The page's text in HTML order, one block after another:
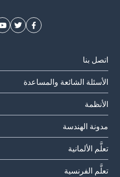
اتصل بنا
الأسئلة الشائعة والمساعدة
الأنظمة
مدونة الهندسة
تعلَّم الألمانية
تعلَّم الفرنسية